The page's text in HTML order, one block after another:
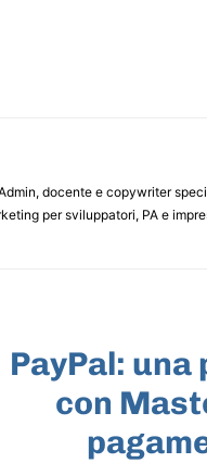
docente e copywriter
per sviluppatori, PA e
PayPal:
con